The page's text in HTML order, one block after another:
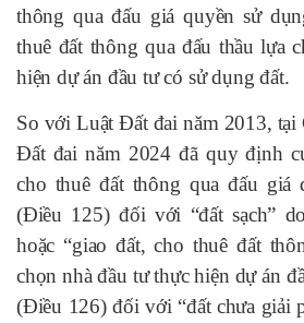
thông qua đấu giá quyền sử
thuê đất thông qua đấu thầu lựa
hiện dự án đầu tư có sử dụng đất.
So với Luật Đất đai năm 2013,
Đất đai năm 2024 đã quy định
cho thuê đất thông qua đấu giá
(Điều 125) đối với “đất sạch”
hoặc “giao đất, cho thuê đất
chọn nhà đầu tư thực hiện dự án
(Điều 126) đối với “đất chưa giải